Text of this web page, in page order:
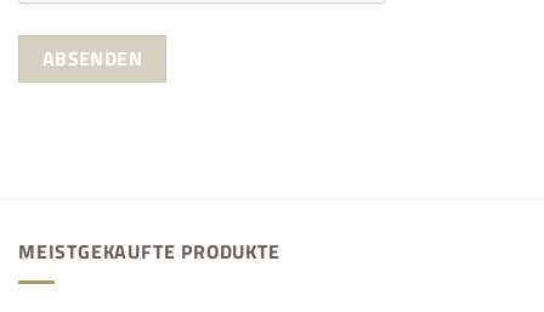
MEISTGEKAUFTE PRODUKTE